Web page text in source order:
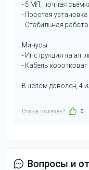
- 5 МП, ночная
- Простая установка
- Стабильная работа
Минусы:
- Инструкция на
- Кабель коротковат
В целом доволен, 4
Отзыв полезен? 0
Вопросы и